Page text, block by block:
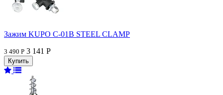
Зажим KUPO C-01B STEEL CLAMP
3 490 Р 3 141 Р